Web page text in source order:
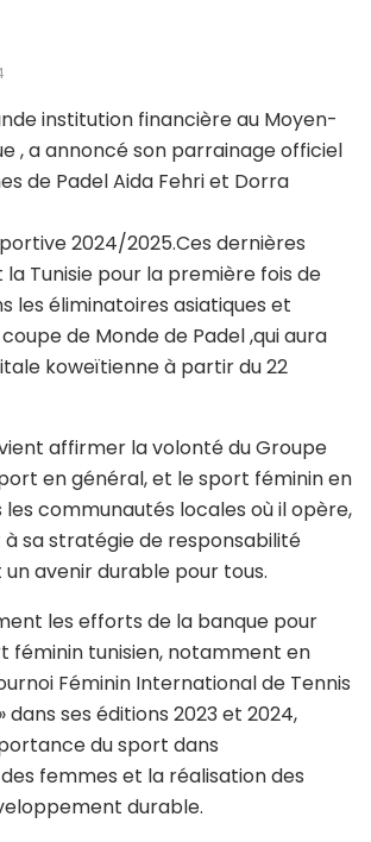
institution financière au Moyen-
, a annoncé son parrainage officiel
de Padel Aida Fehri et Dorra
2024/2025.Ces dernières
Tunisie pour la première fois de
les éliminatoires asiatiques et
de Monde de Padel ,qui aura
koweïtienne à partir du 22
affirmer la volonté du Groupe
en général, et le sport féminin en
communautés locales où il opère,
sa stratégie de responsabilité
avenir durable pour tous.
les efforts de la banque pour
féminin tunisien, notamment en
Féminin International de Tennis
dans ses éditions 2023 et 2024,
du sport dans
femmes et la réalisation des
durable.